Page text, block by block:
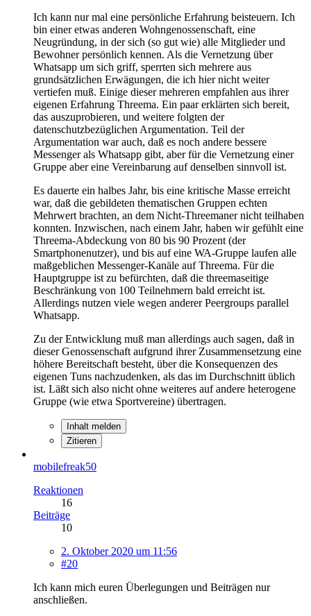
Ich kann nur mal eine persönliche Erfahrung beisteuern. Ich
bin einer etwas anderen Wohngenossenschaft, eine
Neugründung, in der sich (so gut wie) alle Mitglieder und
Bewohner persönlich kennen. Als die Vernetzung über
Whatsapp um sich griff, sperrten sich mehrere aus
grundsätzlichen Erwägungen, die ich hier nicht weiter
vertiefen muß. Einige dieser mehreren empfahlen aus ihrer
eigenen Erfahrung Threema. Ein paar erklärten sich bereit,
das auszuprobieren, und weitere folgten der
datenschutzbezüglichen Argumentation. Teil der
Argumentation war auch, daß es noch andere bessere
Messenger als Whatsapp gibt, aber für die Vernetzung einer
Gruppe aber eine Vereinbarung auf denselben sinnvoll ist.
Es dauerte ein halbes Jahr, bis eine kritische Masse erreicht
war, daß die gebildeten thematischen Gruppen echten
Mehrwert brachten, an dem Nicht-Threemaner nicht teilhaben
konnten. Inzwischen, nach einem Jahr, haben wir gefühlt eine
Threema-Abdeckung von 80 bis 90 Prozent (der
Smartphonenutzer), und bis auf eine WA-Gruppe laufen alle
maßgeblichen Messenger-Kanäle auf Threema. Für die
Hauptgruppe ist zu befürchten, daß die threemaseitige
Beschränkung von 100 Teilnehmern bald erreicht ist.
Allerdings nutzen viele wegen anderer Peergroups parallel
Whatsapp.
Zu der Entwicklung muß man allerdings auch sagen, daß in
dieser Genossenschaft aufgrund ihrer Zusammensetzung eine
höhere Bereitschaft besteht, über die Konsequenzen des
eigenen Tuns nachzudenken, als das im Durchschnitt üblich
ist. Läßt sich also nicht ohne weiteres auf andere heterogene
Gruppe (wie etwa Sportvereine) übertragen.
Inhalt melden
Zitieren
mobilefreak50
Reaktionen
16
Beiträge
10
2. Oktober 2020 um 11:56
#20
Ich kann mich euren Überlegungen und Beiträgen nur
anschließen.